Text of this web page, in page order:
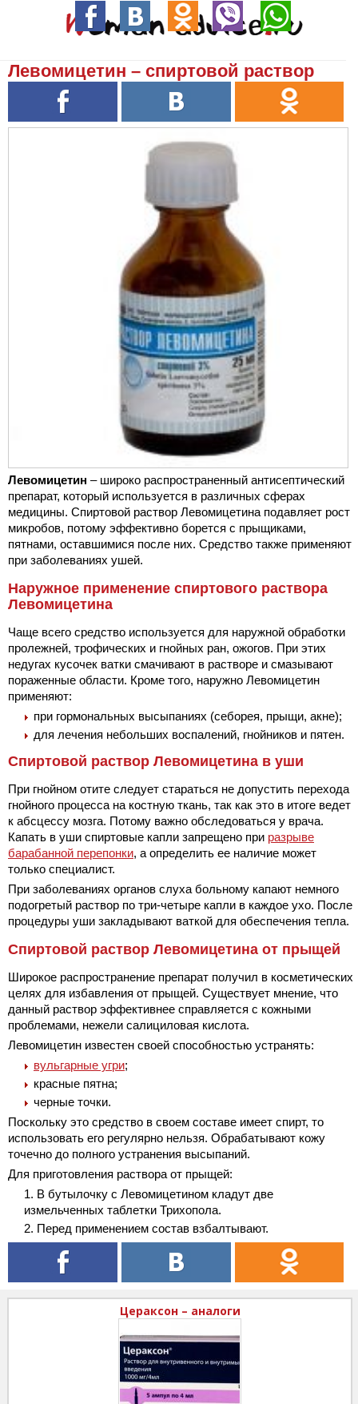
Левомицетин – спиртовой раствор
Левомицетин – широко распространенный антисептический
препарат, который используется в различных сферах
медицины. Спиртовой раствор Левомицетина подавляет рост
микробов, потому эффективно борется с прыщиками,
пятнами, оставшимися после них. Средство также применяют
при заболеваниях ушей.
Наружное применение спиртового раствора
Левомицетина
Чаще всего средство используется для наружной обработки
пролежней, трофических и гнойных ран, ожогов. При этих
недугах кусочек ватки смачивают в растворе и смазывают
пораженные области. Кроме того, наружно Левомицетин
применяют:
при гормональных высыпаниях (себорея, прыщи, акне);
для лечения небольших воспалений, гнойников и пятен.
Спиртовой раствор Левомицетина в уши
При гнойном отите следует стараться не допустить перехода
гнойного процесса на костную ткань, так как это в итоге ведет
к абсцессу мозга. Потому важно обследоваться у врача.
Капать в уши спиртовые капли запрещено при разрыве
барабанной перепонки, а определить ее наличие может
только специалист.
При заболеваниях органов слуха больному капают немного
подогретый раствор по три-четыре капли в каждое ухо. После
процедуры уши закладывают ваткой для обеспечения тепла.
Спиртовой раствор Левомицетина от прыщей
Широкое распространение препарат получил в косметических
целях для избавления от прыщей. Существует мнение, что
данный раствор эффективнее справляется с кожными
проблемами, нежели салициловая кислота.
Левомицетин известен своей способностью устранять:
вульгарные угри;
красные пятна;
черные точки.
Поскольку это средство в своем составе имеет спирт, то
использовать его регулярно нельзя. Обрабатывают кожу
точечно до полного устранения высыпаний.
Для приготовления раствора от прыщей:
В бутылочку с Левомицетином кладут две
измельченных таблетки Трихопола.
Перед применением состав взбалтывают.
Цераксон – аналоги